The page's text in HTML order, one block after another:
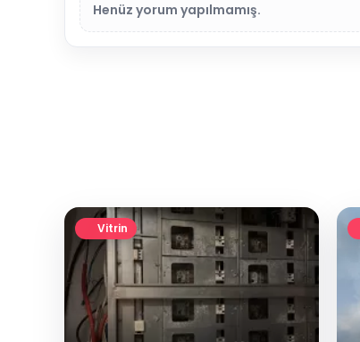
Henüz yorum yapılmamış.
Vitrin